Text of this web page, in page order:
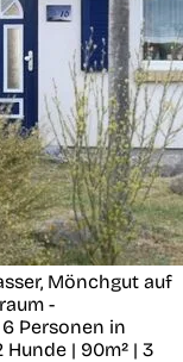
Mönchgut auf
-
Personen in
Hunde | 90m² | 3